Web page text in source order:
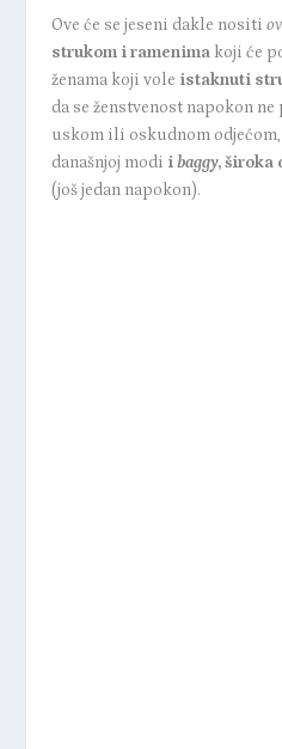
Ove će se jeseni dakle nositi
strukom i ramenimakoji će
ženama koji vole istaknuti
da se ženstvenost napokon
uskom ili oskudnom
današnjoj modi ibaggy, široka
(još jedan napokon).